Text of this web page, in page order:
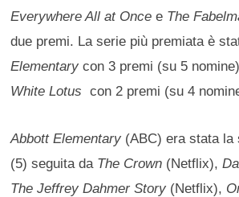
Everywhere All at Oncee The
due premi. La serie più premiata è
Elementary con 3 premi (su 5
White Lotus con 2 premi (su 4
Abbott Elementary (ABC) era stata la
(5) seguita da The Crown (Netflix),
The Jeffrey Dahmer Story (Netflix),